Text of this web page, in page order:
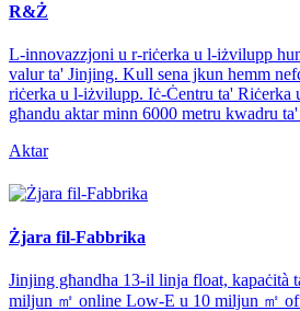
R&Ż
L-innovazzjoni u r-riċerka u l-iżvilupp
valur ta' Jinjing. Kull sena jkun hemm
riċerka u l-iżvilupp. Iċ-Ċentru ta' Riċerka
għandu aktar minn 6000 metru kwadru
Aktar
Żjara fil-Fabbrika
Jinjing għandha 13-il linja float, kapaċità
miljun ㎡ online Low-E u 10 miljun ㎡